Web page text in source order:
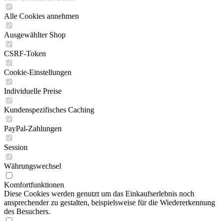
Alle Cookies annehmen
Ausgewählter Shop
CSRF-Token
Cookie-Einstellungen
Individuelle Preise
Kundenspezifisches Caching
PayPal-Zahlungen
Session
Währungswechsel
Komfortfunktionen
Diese Cookies werden genutzt um das Einkaufserlebnis noch
ansprechender zu gestalten, beispielsweise für die Wiedererkennung
des Besuchers.